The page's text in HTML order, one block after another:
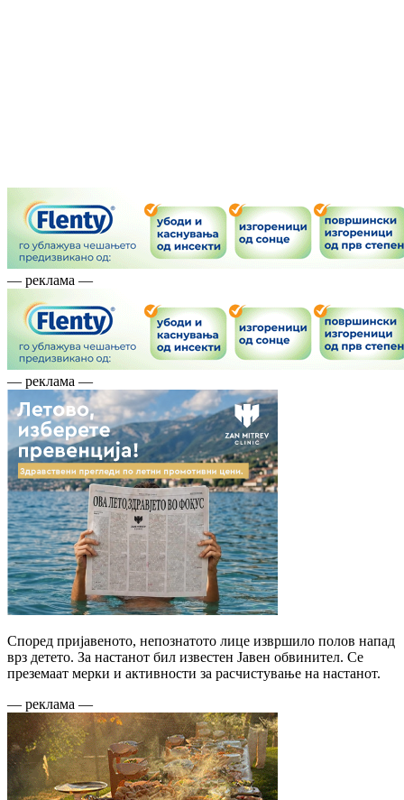
— реклама —
— реклама —
Според пријавеното, непознатото лице извршило полов напад
врз детето. За настанот бил известен Јавен обвинител. Се
преземаат мерки и активности за расчистување на настанот.
— реклама —